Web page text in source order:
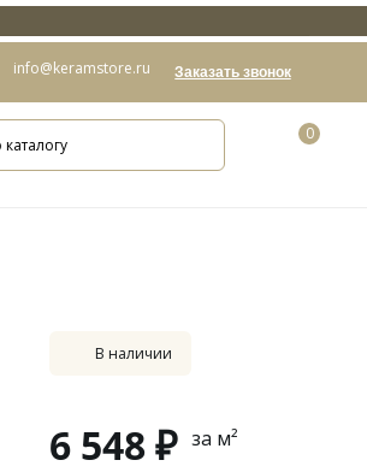
info@keramstore.ru Заказать звонок
0
В наличии
6 548 ₽ за м²